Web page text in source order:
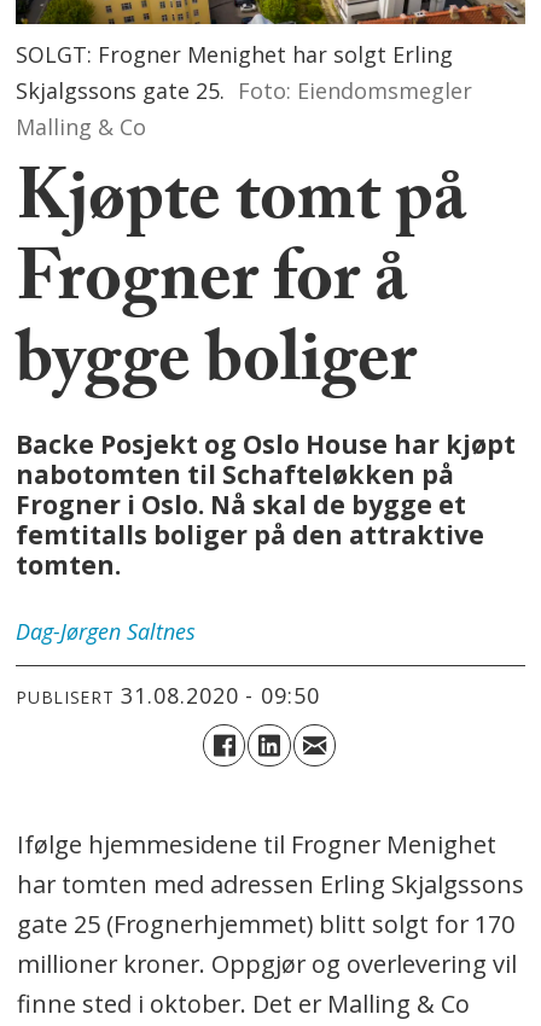
SOLGT: Frogner Menighet har solgt Erling
Skjalgssons gate 25. Foto: Eiendomsmegler
Malling & Co
Kjøpte tomt på
Frogner for å
bygge boliger
Backe Posjekt og Oslo House har kjøpt
nabotomten til Schafteløkken på
Frogner i Oslo. Nå skal de bygge et
femtitalls boliger på den attraktive
tomten.
Dag-Jørgen Saltnes
PUBLISERT 31.08.2020 - 09:50
Ifølge hjemmesidene til Frogner Menighet
har tomten med adressen Erling Skjalgssons
gate 25 (Frognerhjemmet) blitt solgt for 170
millioner kroner. Oppgjør og overlevering vil
finne sted i oktober. Det er Malling & Co